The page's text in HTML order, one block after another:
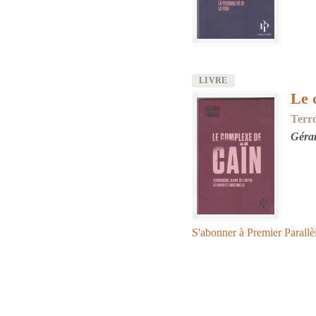
LIVRE
Image Le
S'abonner à Premier